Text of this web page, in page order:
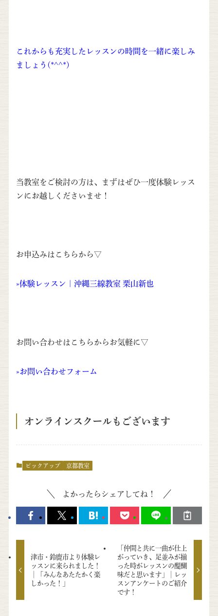
これからも充実したレッスンの時間を一緒に楽しみ
ましょう(*^^*)
当教室をご検討の方は、まずはぜひ一度体験レッス
ンにお越しくださいませ！
お申込みはこちらから▽
»体験レッスン | 沖縄三線教室 栗山新也
お問い合わせはこちらからお気軽に▽
»お問い合わせフォーム
オンラインスクールもございます
ピックアップ 京都教室
よかったらシェアしてね！
津市・鈴鹿市より体験レ
ッスンに来られました！
│「みんなあたたかく楽
しかった！」
「仲間と共に一曲が仕上
がっていき、足並みが揃
った時がレッスンの醍醐
味だと思います」│レッ
スンアンケートのご紹介
です！